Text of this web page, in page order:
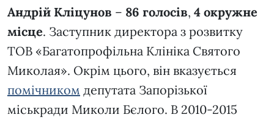
Андрій Кліцунов – 86 голосів, 4 окружне
місце. Заступник директора з розвитку
ТОВ «Багатопрофільна Клініка Святого
Миколая». Окрім цього, він вказується
помічником депутата Запорізької
міськради Миколи Бєлого. В 2010-2015